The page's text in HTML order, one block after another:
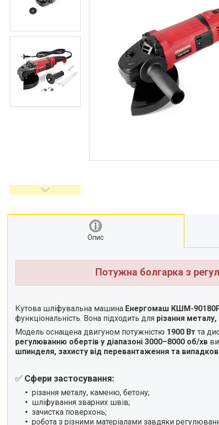
Двигуни бензинові
Бензоінструмент
Набори гайкових ключів
Компресометри
механізмом (тріскачки)
матеріалів
Аксесуари та комплектуючі
для інструментів
Агротехніка
Велосипеди
Бензоінструменти.
Ручний інструмент.
Компресори та
пневмоінструменти.
Опис
Потужна болгарка з
Кутова шліфувальна машина Енергомаш КШМ-
функціональність. Вона підходить для різання
Модель оснащена двигуном потужністю 1900 Вт та
регулюванню обертів у діапазоні 3000–8000 об/хв
шпинделя, захисту від перевантаження та
✅ Сфери застосування:
різання металу, каменю, бетону;
шліфування зварних швів;
зачистка поверхонь;
робота з різними матеріалами завдяки